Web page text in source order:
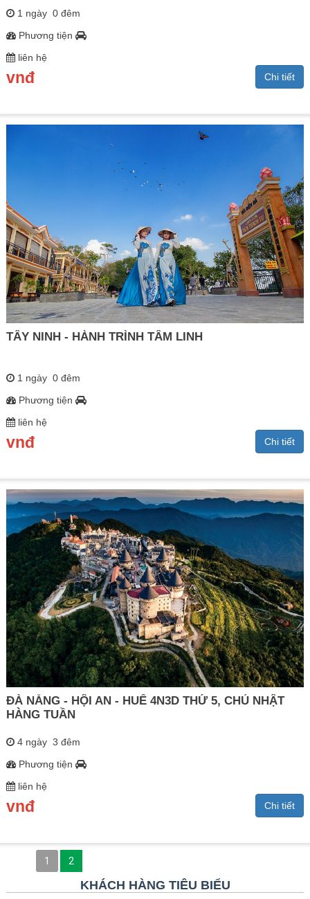
1 ngày 0 đêm
Phương tiện
liên hệ
vnđ Chi tiết
TÂY NINH - HÀNH TRÌNH TÂM LINH
1 ngày 0 đêm
Phương tiện
liên hệ
vnđ Chi tiết
ĐÀ NẴNG - HỘI AN - HUẾ 4N3D THỨ 5, CHỦ NHẬT
HÀNG TUẦN
4 ngày 3 đêm
Phương tiện
liên hệ
vnđ Chi tiết
1 2
KHÁCH HÀNG TIÊU BIỂU